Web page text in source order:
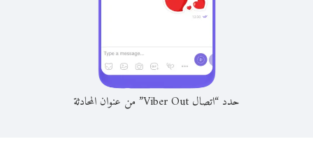
حدد “اتصال Viber Out” من عنوان المحادثة